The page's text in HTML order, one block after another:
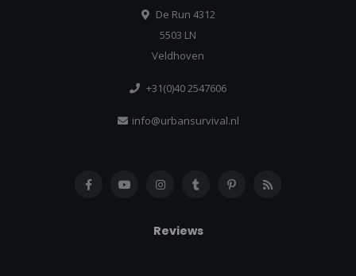
De Run 4312
5503 LN
Veldhoven
+31(0)40 2547606
info@urbansurvival.nl
Reviews